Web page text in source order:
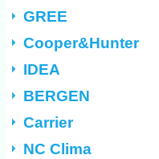
GREE
Cooper&Hunter
IDEA
BERGEN
Carrier
NC Clima